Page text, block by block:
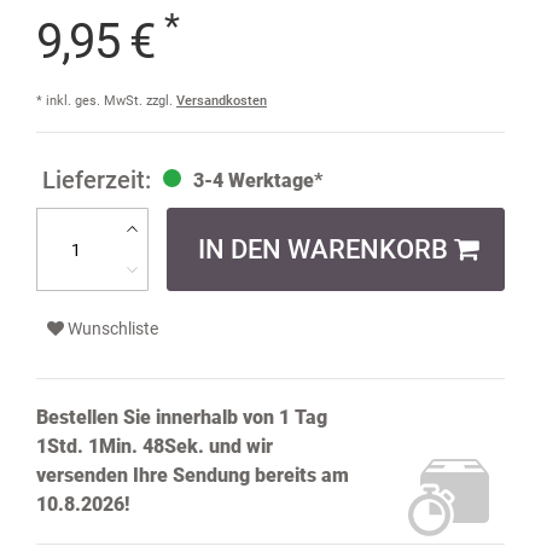
9,95 € *
* inkl. ges. MwSt. zzgl. Versandkosten
3-4 Werktage*
IN DEN WARENKORB
Wunschliste
Bestellen Sie innerhalb von 1 Tag
1Std. 1Min. 47Sek. und wir
versenden Ihre Sendung bereits am
10.8.2026!